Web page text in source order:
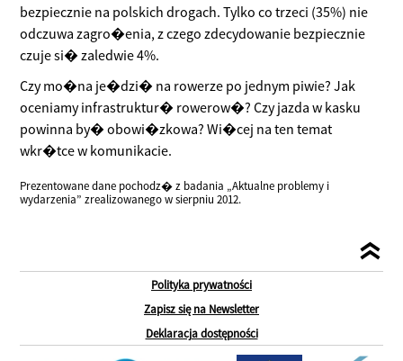
bezpiecznie na polskich drogach. Tylko co trzeci (35%) nie
odczuwa zagro�enia, z czego zdecydowanie bezpiecznie
czuje si� zaledwie 4%.
Czy mo�na je�dzi� na rowerze po jednym piwie? Jak
oceniamy infrastruktur� rowerow�? Czy jazda w kasku
powinna by� obowi�zkowa? Wi�cej na ten temat
wkr�tce w komunikacie.
Prezentowane dane pochodz� z badania „Aktualne problemy i
wydarzenia” zrealizowanego w sierpniu 2012.
Polityka prywatności
Zapisz się na Newsletter
Deklaracja dostępności